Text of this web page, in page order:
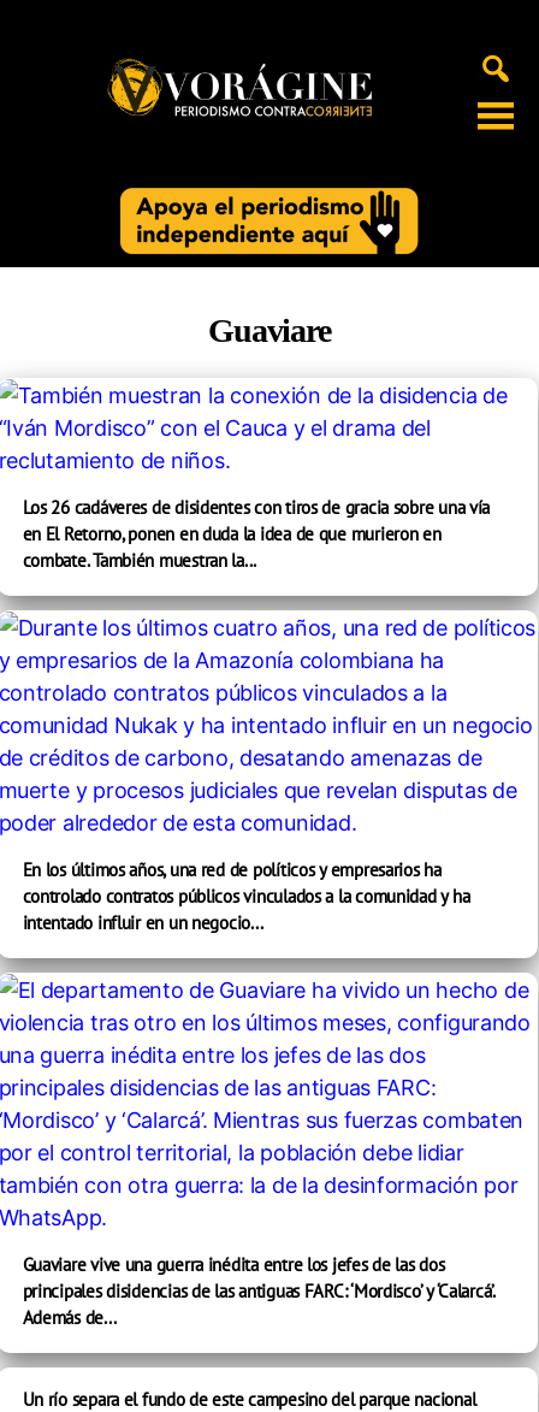
Guaviare
Los 26 cadáveres de disidentes con tiros de gracia sobre una vía
en El Retorno, ponen en duda la idea de que murieron en
combate. También muestran la...
En los últimos años, una red de políticos y empresarios ha
controlado contratos públicos vinculados a la comunidad y ha
intentado influir en un negocio...
Guaviare vive una guerra inédita entre los jefes de las dos
principales disidencias de las antiguas FARC: ‘Mordisco’ y ‘Calarcá’.
Además de...
Un río separa el fundo de este campesino del parque nacional